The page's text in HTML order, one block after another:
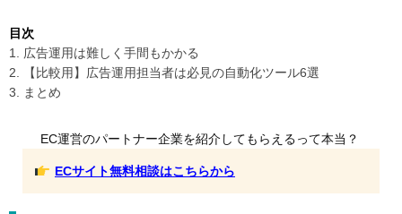
目次
1. 広告運用は難しく手間もかかる
2. 【比較用】広告運用担当者は必見の自動化ツール6選
3. まとめ
EC運営のパートナー企業を紹介してもらえるって本当？
ECサイト無料相談はこちらから